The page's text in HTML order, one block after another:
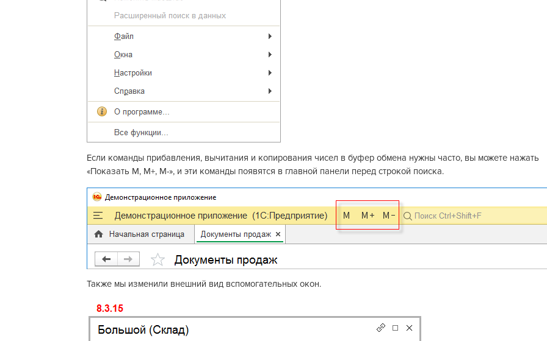
Если команды прибавления, вычитания и копирования чисел в буфер обмена нужны часто, вы можете нажать
«Показать М, М+, М-», и эти команды появятся в главной панели перед строкой поиска.
Также мы изменили внешний вид вспомогательных окон.